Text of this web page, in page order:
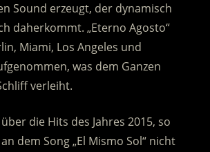
Sound erzeugt, der dynamisch
daherkommt. „Eterno Agosto“
Miami, Los Angeles und
was dem Ganzen
verleiht.
die Hits des Jahres 2015, so
dem Song „El Mismo Sol“ nicht